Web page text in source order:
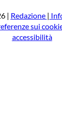
a
| Redazione |
sui
accessibilità